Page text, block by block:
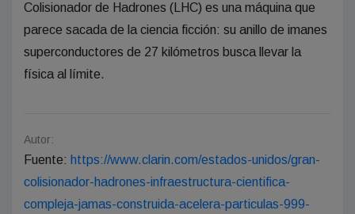
Colisionador de Hadrones (LHC) es una máquina que
parece sacada de la ciencia ficción: su anillo de imanes
superconductores de 27 kilómetros busca llevar la
física al límite.
Autor:
Fuente: https://www.clarin.com/estados-unidos/gran-
colisionador-hadrones-infraestructura-cientifica-
compleja-jamas-construida-acelera-particulas-999-